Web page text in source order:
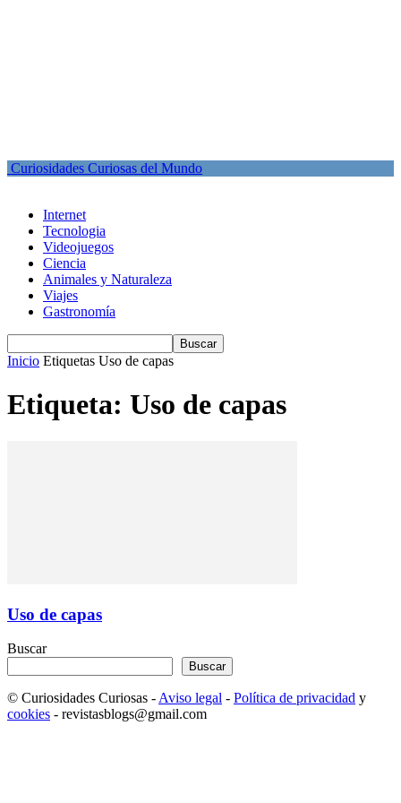
Curiosidades Curiosas del Mundo
Internet
Tecnologia
Videojuegos
Ciencia
Animales y Naturaleza
Viajes
Gastronomía
Inicio Etiquetas Uso de capas
Etiqueta: Uso de capas
Uso de capas
Buscar
Buscar
© Curiosidades Curiosas - Aviso legal - Política de privacidad y
cookies - revistasblogs@gmail.com